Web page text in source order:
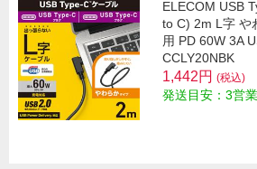
ELECOM USB
to C) 2m L字 や
用 PD 60W 3A
CCLY20NBK
1,442円 (税込)
発送目安：3営